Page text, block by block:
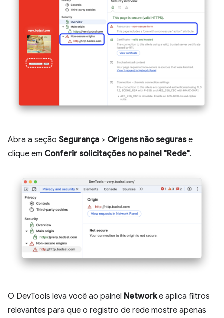
Abra a seção Segurança > Origens não segurase
clique em Conferir solicitações no painel "Rede".
O DevTools leva você ao painel Networke aplica filtros
relevantes para que o registro de rede mostre apenas